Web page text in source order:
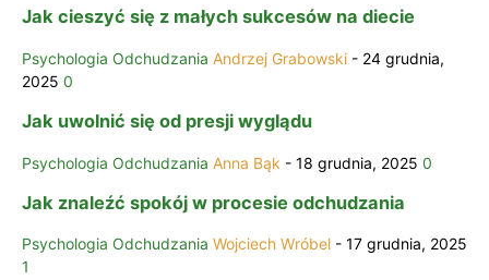
Jak cieszyć się z małych sukcesów na diecie
Psychologia Odchudzania Andrzej Grabowski - 24 grudnia,
2025 0
Jak uwolnić się od presji wyglądu
Psychologia Odchudzania Anna Bąk - 18 grudnia, 2025 0
Jak znaleźć spokój w procesie odchudzania
Psychologia Odchudzania Wojciech Wróbel - 17 grudnia, 2025
1